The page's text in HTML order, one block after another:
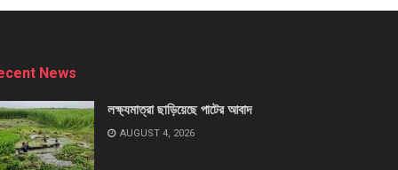
News
লক্ষ্যমাত্রা ছাড়িয়েছে পাটের আবাদ
AUGUST 4, 2026